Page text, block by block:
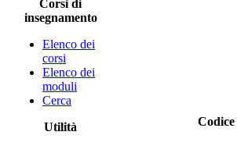
Corsi di
insegnamento
Elenco dei
corsi
Elenco dei
moduli
Cerca
Utilità
Codice